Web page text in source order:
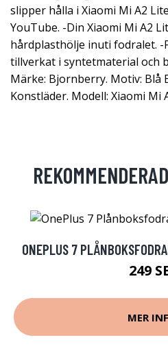
slipper hålla i Xiaomi Mi A2
YouTube. -Din Xiaomi Mi A2
hårdplasthölje inuti fodralet. -
tillverkat i syntetmaterial och
Märke: Bjornberry. Motiv: Blå
Konstläder. Modell: Xiaomi Mi
ONEPLUS 7
249
MER